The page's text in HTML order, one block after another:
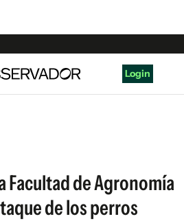
Login
Facultad de Agronomía
de los perros